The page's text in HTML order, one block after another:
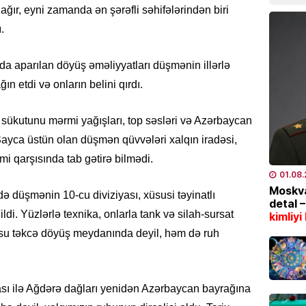
eyni zamanda ən şərəfli səhifələrindən biri
aparılan döyüş əməliyyatları düşmənin illərlə
etdi və onların belini qırdı.
mərmi yağışları, top səsləri və Azərbaycan
üstün olan düşmən qüvvələri xalqın iradəsi,
qarşısında tab gətirə bilmədi.
düşmənin 10-cu diviziyası, xüsusi təyinatlı
Yüzlərlə texnika, onlarla tank və silah-sursat
təkcə döyüş meydanında deyil, həm də ruh
ilə Ağdərə dağları yenidən Azərbaycan bayrağına
daha
ÖLKƏ
8 gün
detal –
kimliyi